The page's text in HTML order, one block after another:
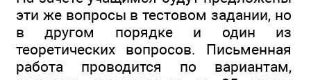
эти же вопросы в тестовом задании, но
в другом порядке и один из
теоретических вопросов. Письменная
работа проводится по вариантам,